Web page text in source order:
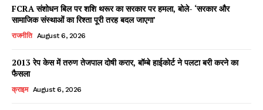
Facebook
X WhatsApp
FCRA संशोधन बिल पर शशि थरूर का सरकार पर हमला, बोले- ‘सरकार और
सामाजिक संस्थाओं का रिश्ता पूरी तरह बदल जाएगा’
राजनीति August 6, 2026
2013 रेप केस में तरुण तेजपाल दोषी करार, बॉम्बे हाईकोर्ट ने पलटा बरी करने का
फैसला
क्राइम August 6, 2026